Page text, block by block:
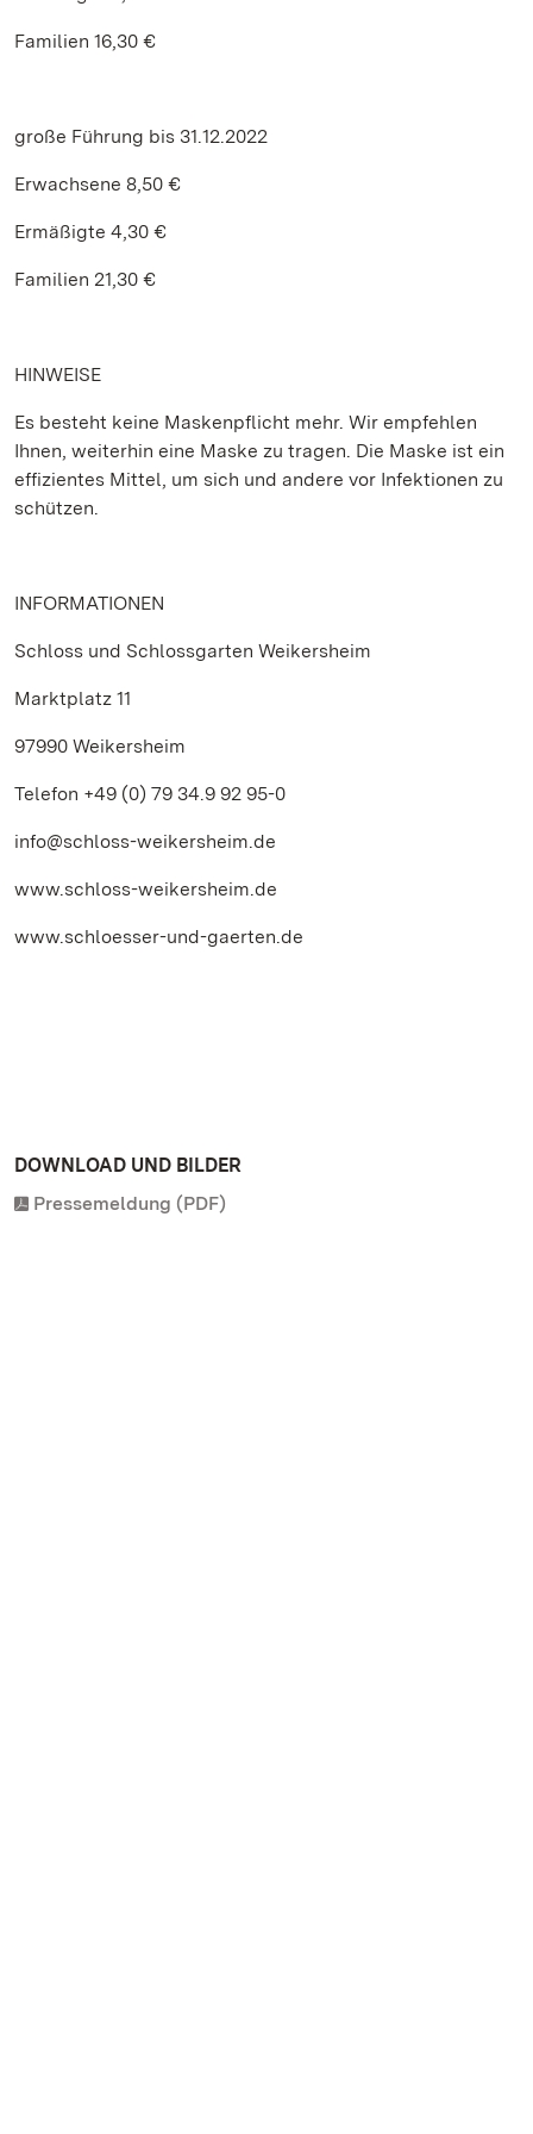
Familien 16,30 €
große Führung bis 31.12.2022
Erwachsene 8,50 €
Ermäßigte 4,30 €
Familien 21,30 €
HINWEISE
Es besteht keine Maskenpflicht mehr. Wir empfehlen
Ihnen, weiterhin eine Maske zu tragen. Die Maske ist ein
effizientes Mittel, um sich und andere vor Infektionen zu
schützen.
INFORMATIONEN
Schloss und Schlossgarten Weikersheim
Marktplatz 11
97990 Weikersheim
Telefon +49 (0) 79 34.9 92 95-0
info@schloss-weikersheim.de
www.schloss-weikersheim.de
www.schloesser-und-gaerten.de
DOWNLOAD UND BILDER
Pressemeldung (PDF)